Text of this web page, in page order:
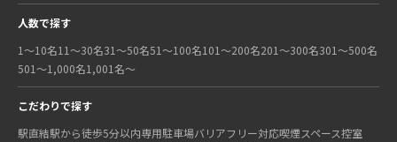
人数で探す
1〜10名11〜30名31〜50名51〜100名101〜200名201〜300名301〜500名
501〜1,000名1,001名〜
こだわりで探す
駅直結駅から徒歩5分以内専用駐車場バリアフリー対応喫煙スペース控室